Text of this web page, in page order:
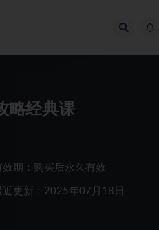
略经典课
效期：购买后永久有效
近更新：2025年07月18日